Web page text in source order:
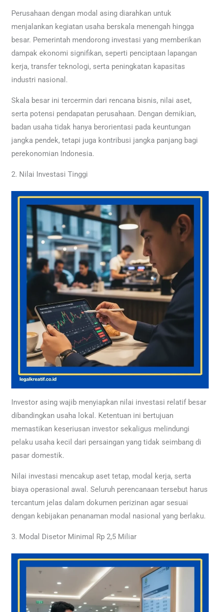
Perusahaan dengan modal asing diarahkan untuk
menjalankan kegiatan usaha berskala menengah hingga
besar. Pemerintah mendorong investasi yang memberikan
dampak ekonomi signifikan, seperti penciptaan lapangan
kerja, transfer teknologi, serta peningkatan kapasitas
industri nasional.
Skala besar ini tercermin dari rencana bisnis, nilai aset,
serta potensi pendapatan perusahaan. Dengan demikian,
badan usaha tidak hanya berorientasi pada keuntungan
jangka pendek, tetapi juga kontribusi jangka panjang bagi
perekonomian Indonesia.
2. Nilai Investasi Tinggi
Investor asing wajib menyiapkan nilai investasi relatif besar
dibandingkan usaha lokal. Ketentuan ini bertujuan
memastikan keseriusan investor sekaligus melindungi
pelaku usaha kecil dari persaingan yang tidak seimbang di
pasar domestik.
Nilai investasi mencakup aset tetap, modal kerja, serta
biaya operasional awal. Seluruh perencanaan tersebut harus
tercantum jelas dalam dokumen perizinan agar sesuai
dengan kebijakan penanaman modal nasional yang berlaku.
3. Modal Disetor Minimal Rp 2,5 Miliar